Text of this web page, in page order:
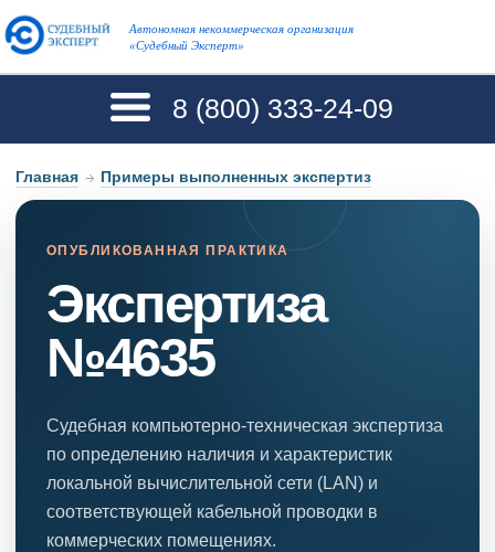
Автономная некоммерческая организация
«Судебный Эксперт»
8 (800) 333-24-09
Главная → Примеры выполненных экспертиз
ОПУБЛИКОВАННАЯ ПРАКТИКА
Экспертиза
№4635
Судебная компьютерно-техническая экспертиза
по определению наличия и характеристик
локальной вычислительной сети (LAN) и
соответствующей кабельной проводки в
коммерческих помещениях.